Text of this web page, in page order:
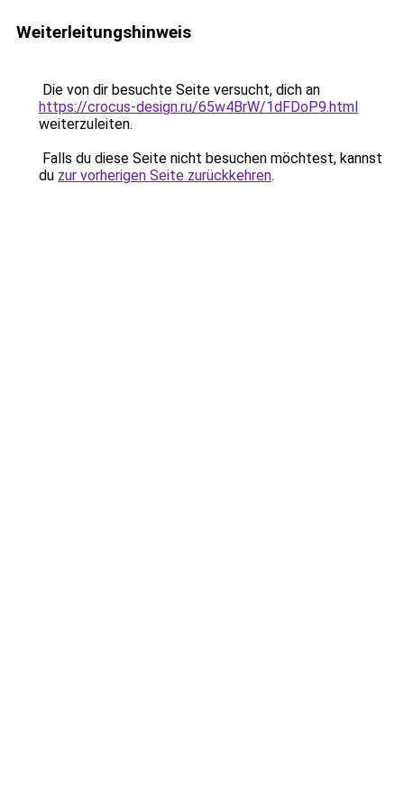
Weiterleitungshinweis
Die von dir besuchte Seite versucht, dich an
https://crocus-design.ru/65w4BrW/1dFDoP9.html
weiterzuleiten.
Falls du diese Seite nicht besuchen möchtest, kannst
du zur vorherigen Seite zurückkehren.